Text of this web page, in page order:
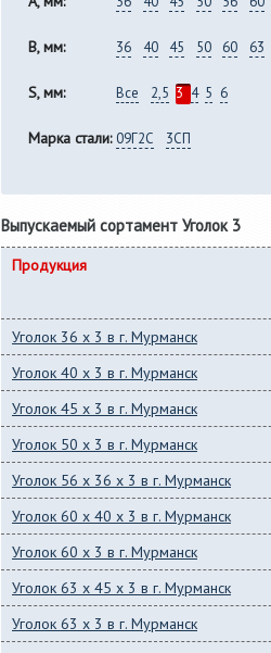
B, мм: 36 40 45 50 60 63
S, мм: Все 2,5 3 4 5 6
Марка стали: 09Г2С 3СП
Выпускаемый сортамент Уголок 3
Продукция
Уголок 36 x 3 в г. Мурманск
Уголок 40 x 3 в г. Мурманск
Уголок 45 x 3 в г. Мурманск
Уголок 50 x 3 в г. Мурманск
Уголок 56 x 36 x 3 в г. Мурманск
Уголок 60 x 40 x 3 в г. Мурманск
Уголок 60 x 3 в г. Мурманск
Уголок 63 x 45 x 3 в г. Мурманск
Уголок 63 x 3 в г. Мурманск